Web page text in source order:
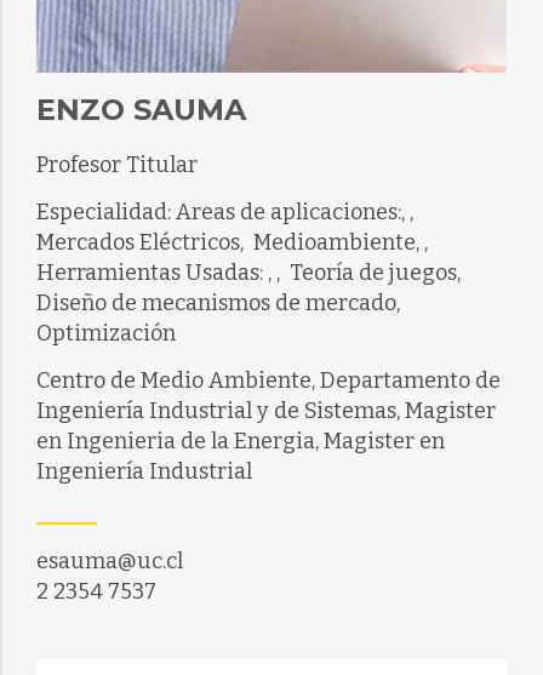
ENZO SAUMA
Profesor Titular
Especialidad: Areas de aplicaciones:, , 
Mercados Eléctricos,  Medioambiente, ,
Herramientas Usadas: , ,  Teoría de juegos, 
Diseño de mecanismos de mercado, 
Optimización
Centro de Medio Ambiente, Departamento de
Ingeniería Industrial y de Sistemas, Magister
en Ingenieria de la Energia, Magister en
Ingeniería Industrial
esauma@uc.cl
2 2354 7537